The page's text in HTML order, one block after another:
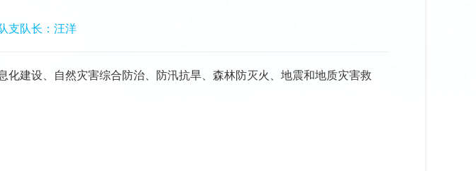
支队长：汪洋
建设、自然灾害综合防治、防汛抗旱、森林防灭火、地震和地质灾害救